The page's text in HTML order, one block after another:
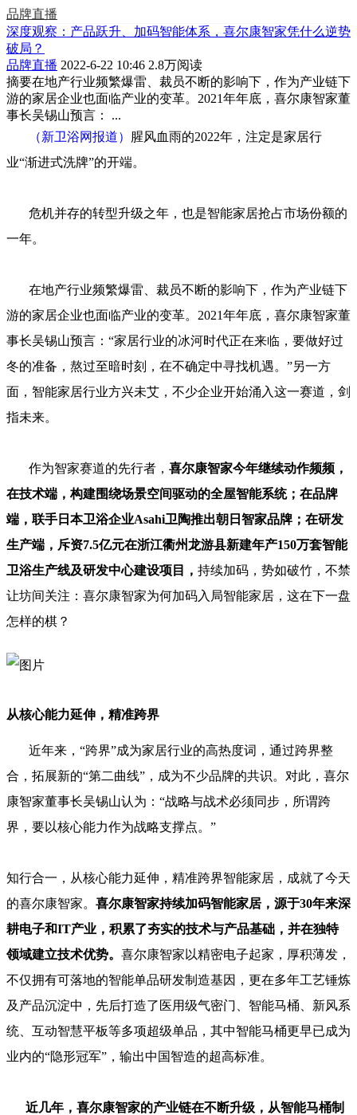
品牌直播
深度观察：产品跃升、加码智能体系，喜尔康智家凭什么逆势
破局？
品牌直播 2022-6-22 10:46 2.8万阅读
摘要在地产行业频繁爆雷、裁员不断的影响下，作为产业链下
游的家居企业也面临产业的变革。2021年年底，喜尔康智家董
事长吴锡山预言： ...
（新卫浴网报道） 腥风血雨的2022年，注定是家居行
业“渐进式洗牌”的开端。
危机并存的转型升级之年，也是智能家居抢占市场份额的
一年。
在地产行业频繁爆雷、裁员不断的影响下，作为产业链下
游的家居企业也面临产业的变革。2021年年底，喜尔康智家董
事长吴锡山预言：“家居行业的冰河时代正在来临，要做好过
冬的准备，熬过至暗时刻，在不确定中寻找机遇。”另一方
面，智能家居行业方兴未艾，不少企业开始涌入这一赛道，剑
指未来。
作为智家赛道的先行者， 喜尔康智家今年继续动作频频，
在技术端，构建围绕场景空间驱动的全屋智能系统；在品牌
端，联手日本卫浴企业Asahi卫陶推出朝日智家品牌；在研发
生产端，斥资7.5亿元在浙江衢州龙游县新建年产150万套智能
卫浴生产线及研发中心建设项目， 持续加码，势如破竹，不禁
让坊间关注：喜尔康智家为何加码入局智能家居，这在下一盘
怎样的棋？
从核心能力延伸，精准跨界
近年来，“跨界”成为家居行业的高热度词，通过跨界整
合，拓展新的“第二曲线”，成为不少品牌的共识。对此，喜尔
康智家董事长吴锡山认为：“战略与战术必须同步，所谓跨
界，要以核心能力作为战略支撑点。”
知行合一，从核心能力延伸，精准跨界智能家居，成就了今天
的喜尔康智家。 喜尔康智家持续加码智能家居，源于30年来深
耕电子和IT产业，积累了夯实的技术与产品基础，并在独特
领域建立技术优势。 喜尔康智家以精密电子起家，厚积薄发，
不仅拥有可落地的智能单品研发制造基因，更在多年工艺锤炼
及产品沉淀中，先后打造了医用级气密门、智能马桶、新风系
统、互动智慧平板等多项超级单品，其中智能马桶更早已成为
业内的“隐形冠军”，输出中国智造的超高标准。
近几年，喜尔康智家的产业链在不断升级，从智能马桶制